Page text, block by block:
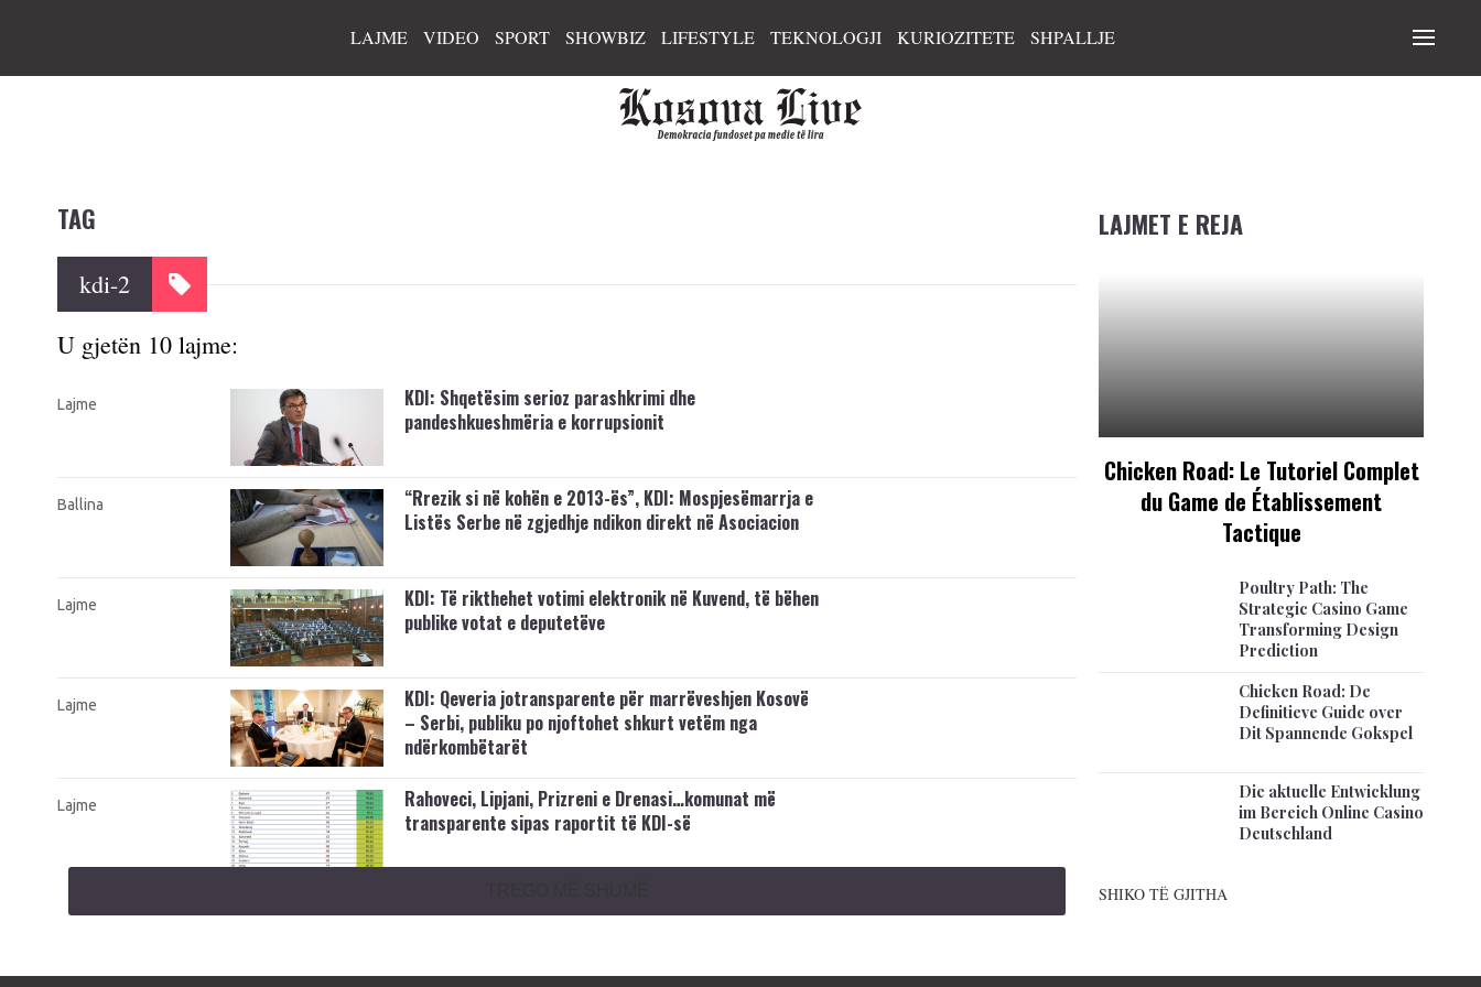
LAJME VIDEO SPORT SHOWBIZ LIFESTYLE TEKNOLOGJI KURIOZITETE SHPALLJE
TAG
kdi-2
U gjetën 10 lajme:
Lajme
KDI: Shqetësim serioz parashkrimi dhe
pandeshkueshmëria e korrupsionit
Ballina
“Rrezik si në kohën e 2013-ës”, KDI: Mospjesëmarrja e
Listës Serbe në zgjedhje ndikon direkt në Asociacion
Lajme
KDI: Të rikthehet votimi elektronik në Kuvend, të bëhen
publike votat e deputetëve
Lajme
KDI: Qeveria jotransparente për marrëveshjen Kosovë
– Serbi, publiku po njoftohet shkurt vetëm nga
ndërkombëtarët
Lajme
Rahoveci, Lipjani, Prizreni e Drenasi…komunat më
transparente sipas raportit të KDI-së
LAJMET E REJA
Chicken Road: Le Tutoriel Complet
du Game de Établissement
Tactique
Poultry Path: The
Strategic Casino Game
Transforming Design
Prediction
Chicken Road: De
Definitieve Guide over
Dit Spannende Gokspel
Die aktuelle Entwicklung
im Bereich Online Casino
Deutschland
SHIKO TË GJITHA